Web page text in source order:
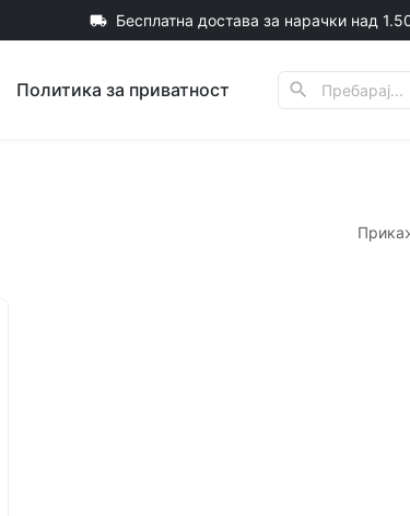
local_shipping Бесплатна достава за нарачки над
Политика за приватност search